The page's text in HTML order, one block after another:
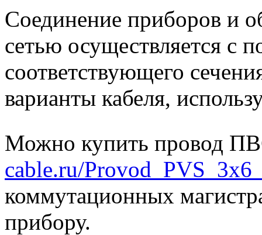
Соединение приборов и
сетью осуществляется с
соответствующего
варианты кабеля,
Можно купить провод
cable.ru/
коммутационных
прибору.